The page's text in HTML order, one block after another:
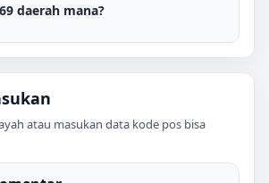
daerah mana?
atau masukan data kode pos bisa